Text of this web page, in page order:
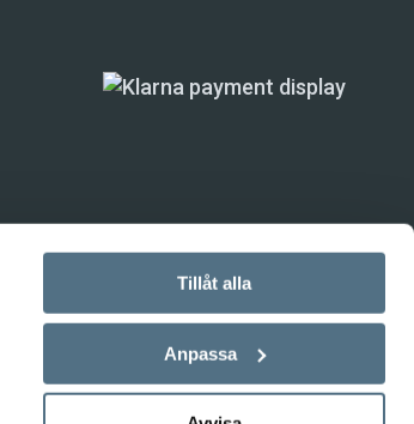
Tillåt alla
Anpassa